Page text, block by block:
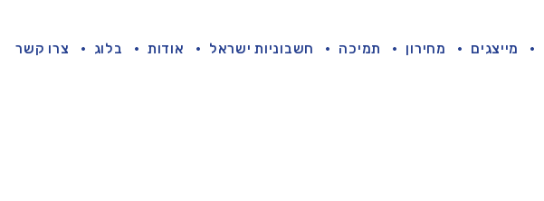
מייצגים מחירון תמיכה חשבוניות ישראל אודות בלוג צרו קשר